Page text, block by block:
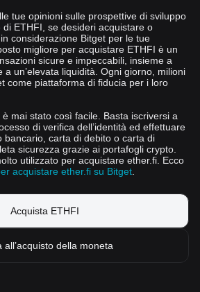
tue opinioni sulle prospettive di sviluppo
ETHFI, se desideri acquistare o
considerazione Bitget per le tue
migliore per acquistare ETHFI è un
sicure e impeccabili, insieme a
a un’elevata liquidità. Ogni giorno, milioni
come piattaforma di fiducia per i loro
mai stato così facile. Basta iscriversi a
di verifica dell’identità ed effettuare
bancario, carta di debito o carta di
sicurezza grazie ai portafogli crypto.
utilizzato per acquistare ether.fi. Ecco
acquistare ether.fi su Bitget
Acquista ETHFI
all’acquisto della moneta